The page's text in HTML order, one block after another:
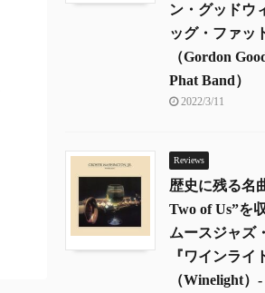
ン・グッドウ
ッグ・ファッ
（Gordon
Phat Band）
2022/3/11
Reviews
歴史に残る名
Two of Us”を
ムースジャズ
『ワインライ
（Winelight）